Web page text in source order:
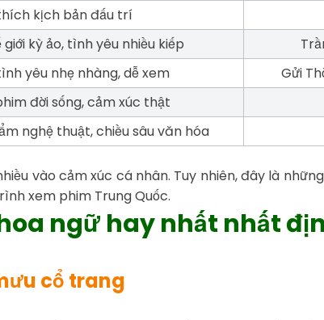
kịch bản đấu trí
kỳ ảo, tình yêu nhiều kiếp
yêu nhẹ nhàng, dễ xem
Gửi
đời sống, cảm xúc thật
nghệ thuật, chiều sâu văn hóa
vào cảm xúc cá nhân. Tuy nhiên, đây là
xem phim Trung Quốc.
ngữ hay nhất nhất
cổ trang